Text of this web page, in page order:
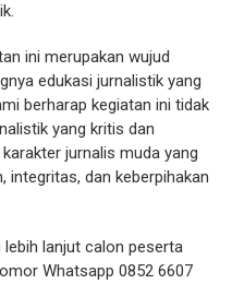
ini merupakan wujud
edukasi jurnalistik yang
berharap kegiatan ini tidak
yang kritis dan
jurnalis muda yang
integritas, dan keberpihakan
lanjut calon peserta
Whatsapp 0852 6607